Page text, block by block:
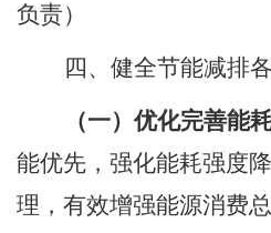
负责）
四、健全节能减排
（一）优化完善能
能优先，强化能耗强度
理，有效增强能源消费